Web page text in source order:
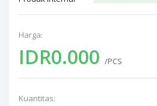
Harga:
IDR0.000 /PCS
Kuantitas: